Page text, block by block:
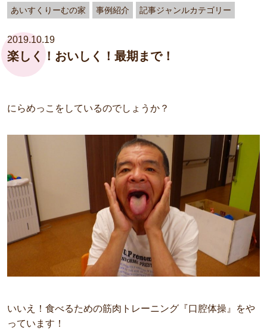
あいすくりーむの家 事例紹介 記事ジャンルカテゴリー
2019.10.19
楽しく！おいしく！最期まで！
にらめっこをしているのでしょうか？
いいえ！食べるための筋肉トレーニング『口腔体操』をや
っています！